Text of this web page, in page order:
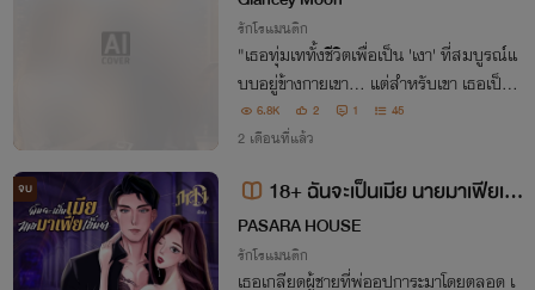
รักโรแมนติก
"เธอทุ่มเททั้งชีวิตเพื่อเป็น 'เงา' ที่สมบูรณ์แ
บบอยู่ข้างกายเขา... แต่สำหรับเขา เธอเป็นเ
พียง 'เครื่องจักร' ที่ไม่มีหัวใจ และพร้อมจะถู
กเปลี่ยนใหม่ได้ทุกเมื่อ"
6.8K 2 1 45
2 เดือนที่แล้ว
จบ
18+ ฉันจะเป็นเมีย นายมาเฟียเย็
นชา [มี E-Book]
PASARA HOUSE
รักโรแมนติก
เธอเกลียดผู้ชายที่พ่ออุปการะมาโดยตลอด เ